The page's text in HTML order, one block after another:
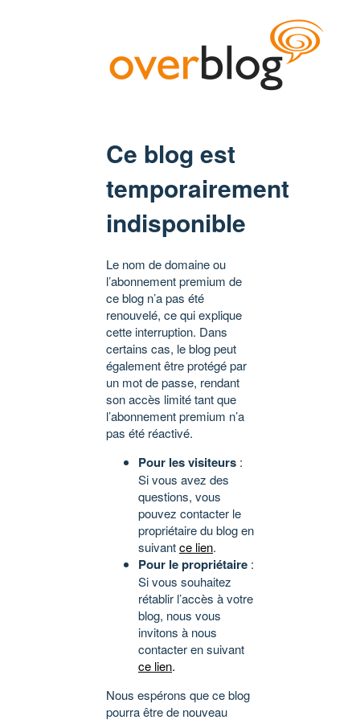
Ce blog est
temporairement
indisponible
Le nom de domaine ou
l’abonnement premium de
ce blog n’a pas été
renouvelé, ce qui explique
cette interruption. Dans
certains cas, le blog peut
également être protégé par
un mot de passe, rendant
son accès limité tant que
l’abonnement premium n’a
pas été réactivé.
Pour les visiteurs :
Si vous avez des
questions, vous
pouvez contacter le
propriétaire du blog en
suivantce lien.
Pour le propriétaire :
Si vous souhaitez
rétablir l’accès à votre
blog, nous vous
invitons à nous
contacter en suivant
ce lien.
Nous espérons que ce blog
pourra être de nouveau